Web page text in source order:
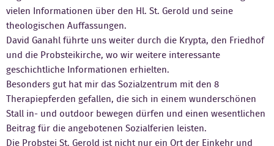
vielen Informationen über den Hl. St. Gerold und seine
theologischen Auffassungen.
David Ganahl führte uns weiter durch die Krypta, den Friedhof
und die Probsteikirche, wo wir weitere interessante
geschichtliche Informationen erhielten.
Besonders gut hat mir das Sozialzentrum mit den 8
Therapiepferden gefallen, die sich in einem wunderschönen
Stall in- und outdoor bewegen dürfen und einen wesentlichen
Beitrag für die angebotenen Sozialferien leisten.
Die Probstei St. Gerold ist nicht nur ein Ort der Einkehr und